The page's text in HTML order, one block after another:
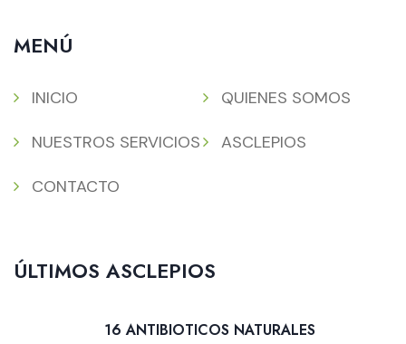
MENÚ
INICIO QUIENES SOMOS
NUESTROS SERVICIOS ASCLEPIOS
CONTACTO
ÚLTIMOS ASCLEPIOS
16 ANTIBIOTICOS NATURALES